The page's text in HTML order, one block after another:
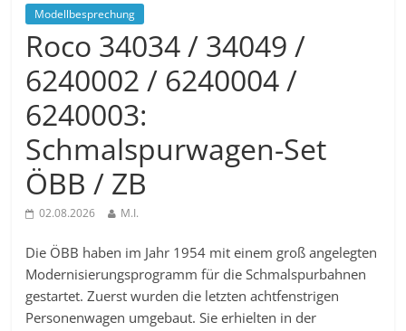
Modellbesprechung
Roco 34034 / 34049 /
6240002 / 6240004 /
6240003:
Schmalspurwagen-Set
ÖBB / ZB
02.08.2026 M.I.
Die ÖBB haben im Jahr 1954 mit einem groß angelegten
Modernisierungsprogramm für die Schmalspurbahnen
gestartet. Zuerst wurden die letzten achtfenstrigen
Personenwagen umgebaut. Sie erhielten in der